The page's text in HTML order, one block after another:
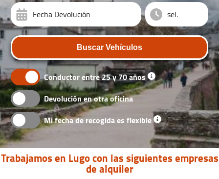
Fecha Devolución
Buscar Vehículos
Conductor entre 25 y 70 años
Devolución en otra oficina
Mi fecha de recogida es flexible
Trabajamos en Lugo con las siguientes empresas
de alquiler